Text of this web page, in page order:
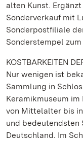
alten Kunst.
Sonderverkauf mit
Sonderpostfiliale
Sonderstempel
KOSTBARKEITEN
Nur wenigen ist
Sammlung in
Keramikmuseum
von Mittelalter bis
und bedeutendsten
Deutschland. Im